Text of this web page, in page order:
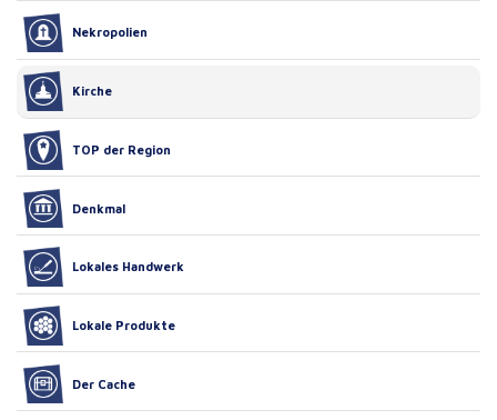
Nekropolien
Kirche
TOP der Region
Denkmal
Lokales Handwerk
Lokale Produkte
Der Cache